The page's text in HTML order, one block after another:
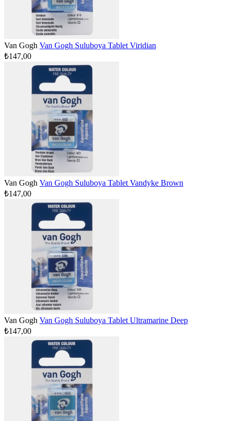
Van Gogh Van Gogh Suluboya Tablet Viridian
₺147,00
Van Gogh Van Gogh Suluboya Tablet Vandyke Brown
₺147,00
Van Gogh Van Gogh Suluboya Tablet Ultramarine Deep
₺147,00